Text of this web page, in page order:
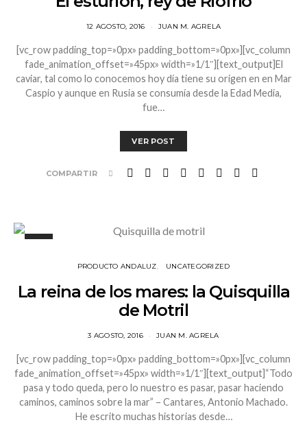
12 AGOSTO, 2016 JUAN M. AGRELA
[vc_row padding_top=»0px» padding_bottom=»0px»][vc_column
fade_animation_offset=»45px» width=»1/1″][text_output]El
caviar, tal como lo conocemos hoy día tiene su origen en en Mar
Caspio y aunque en Rusia se consumía desde la Edad Media,
fue…
VER POST
COMPARTIR
PRODUCTO ANDALUZ UNCATEGORIZED
La reina de los mares: la Quisquilla
de Motril
3 AGOSTO, 2016 JUAN M. AGRELA
[vc_row padding_top=»0px» padding_bottom=»0px»][vc_column
fade_animation_offset=»45px» width=»1/1″][text_output]“Todo
pasa y todo queda, pero lo nuestro es pasar, pasar haciendo
caminos, caminos sobre la mar” – Cantares, Antonio Machado.
He escrito muchas historias desde…